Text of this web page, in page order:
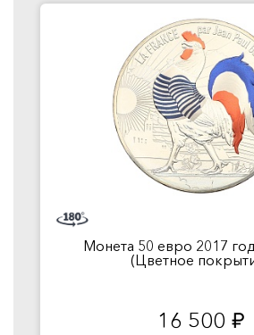
Монета 50 евро 2017
(Цветное
16 500 руб.